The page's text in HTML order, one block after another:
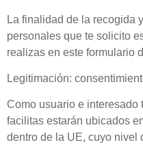
La finalidad de la recogida
personales que te solicito
realizas en este formulario
Legitimación:
Como usuario e interesado
facilitas estarán ubicados
dentro de la UE, cuyo nivel